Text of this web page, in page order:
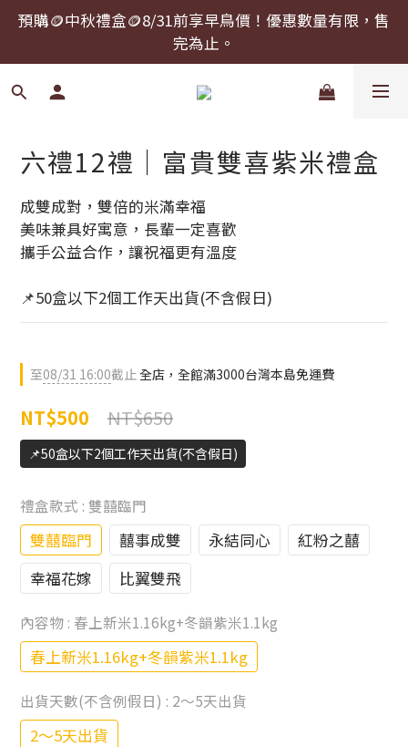
預購🪙中秋禮盒🪙8/31前享早鳥價！優惠數量有限，售
完為止。
預購🪙中秋禮盒🪙8/31前享早鳥價！優惠數量有限，售
完為止。
中秋禮盒提前下單，可以指定到貨日期！
預購🪙中秋禮盒🪙8/31前享早鳥價！優惠數量有限，售
完為止。
六禮12禮｜富貴雙喜紫米禮盒
成雙成對，雙倍的米滿幸福
美味兼具好寓意，長輩一定喜歡
攜手公益合作，讓祝福更有溫度
📌50盒以下2個工作天出貨(不含假日)
至08/31 16:00截止全店，全館滿3000台灣本島免運費
NT$500 NT$650
📌50盒以下2個工作天出貨(不含假日)
禮盒款式 : 雙囍臨門
雙囍臨門 囍事成雙 永結同心
紅粉之囍
幸福花嫁
比翼雙飛
內容物 : 春上新米1.16kg+冬韻紫米1.1kg
春上新米1.16kg+冬韻紫米1.1kg
出貨天數(不含例假日) : 2～5天出貨
2～5天出貨